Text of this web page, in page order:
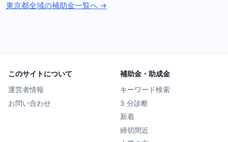
東京都全域の補助金一覧へ →
このサイトについて
運営者情報
お問い合わせ
補助金・助成金
キーワード検索
3 分診断
新着
締切間近